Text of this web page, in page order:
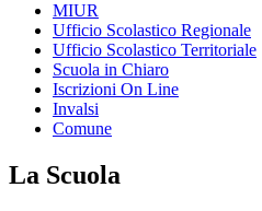
MIUR
Ufficio Scolastico Regionale
Ufficio Scolastico Territoriale
Scuola in Chiaro
Iscrizioni On Line
Invalsi
Comune
La Scuola